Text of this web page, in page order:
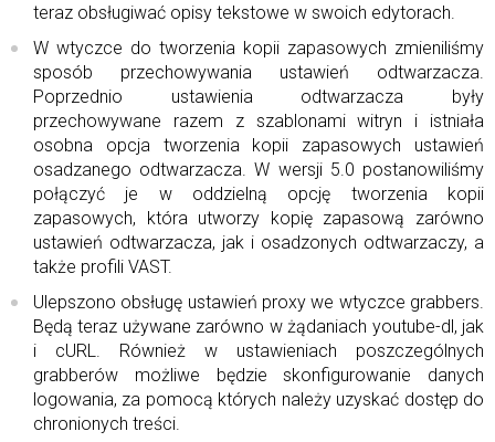
teraz obsługiwać opisy tekstowe w swoich edytorach.
W wtyczce do tworzenia kopii zapasowych zmieniliśmy
sposób przechowywania ustawień odtwarzacza.
Poprzednio ustawienia odtwarzacza były
przechowywane razem z szablonami witryn i istniała
osobna opcja tworzenia kopii zapasowych ustawień
osadzanego odtwarzacza. W wersji 5.0 postanowiliśmy
połączyć je w oddzielną opcję tworzenia kopii
zapasowych, która utworzy kopię zapasową zarówno
ustawień odtwarzacza, jak i osadzonych odtwarzaczy, a
także profili VAST.
Ulepszono obsługę ustawień proxy we wtyczce grabbers.
Będą teraz używane zarówno w żądaniach youtube-dl, jak
i cURL. Również w ustawieniach poszczególnych
grabberów możliwe będzie skonfigurowanie danych
logowania, za pomocą których należy uzyskać dostęp do
chronionych treści.